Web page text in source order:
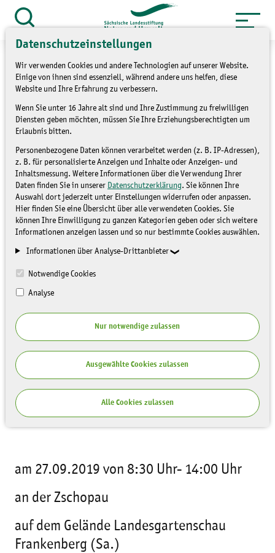
Datenschutzeinstellungen
Wir verwenden Cookies und andere Technologien auf unserer Website.
Einige von ihnen sind essenziell, während andere uns helfen, diese
Website und Ihre Erfahrung zu verbessern.
Wenn Sie unter 16 Jahre alt sind und Ihre Zustimmung zu freiwilligen
Diensten geben möchten, müssen Sie Ihre Erziehungsberechtigten um
Erlaubnis bitten.
Personenbezogene Daten können verarbeitet werden (z. B. IP-Adressen),
z. B. für personalisierte Anzeigen und Inhalte oder Anzeigen- und
Inhaltsmessung. Weitere Informationen über die Verwendung Ihrer
Daten finden Sie in unserer Datenschutzerklärung. Sie können Ihre
Auswahl dort jederzeit unter Einstellungen widerrufen oder anpassen.
Hier finden Sie eine Übersicht über alle verwendeten Cookies. Sie
können Ihre Einwilligung zu ganzen Kategorien geben oder sich weitere
Informationen anzeigen lassen und so nur bestimmte Cookies auswählen.
Informationen über Analyse-Drittanbieter
Notwendige Cookies
Analyse
Nur notwendige zulassen
Ausgewählte Cookies zulassen
Alle Cookies zulassen
Zum
Inhalt
springen
öffnen
Service » Presse und Medien
» Pressemitteilungen
Wasser ist kein trockenes
Thema
PRESSEMITTEILUNGEN
Schüleraktionstag zum internationalen
Tag der Flüsse
am 27.09.2019 von 8:30 Uhr- 14:00 Uhr
an der Zschopau
auf dem Gelände Landesgartenschau
Frankenberg (Sa.)